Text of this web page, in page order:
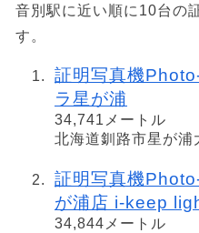
音別駅に近い順に10台の
す。
証明写真機
ラ星が浦
34,741メートル
北海道釧路市星が浦
証明写真機
が浦店 i-keep
34,844メートル